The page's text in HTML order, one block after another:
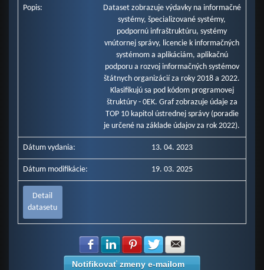
Ministerstvo pôdohospodárstva a rozvoja vidieka SR (mil. Eur)
Štatistický úrad SR (mil. Eur)
Úrad geodézie, kartografie a katastra SR (mil. Eur)
Ministerstvo zahraničných vecí a európskych zálež. SR (mil. Eur)
Popis:
Dataset zobrazuje výdavky na informačné
systémy, špecializované systémy,
podpornú infraštruktúru, systémy
vnútornej správy, licencie k informačných
systémom a aplikáciám, aplikačnú
podporu a rozvoj informačných systémov
štátnych organizácií za roky 2018 a 2022.
Klasifikujú sa pod kódom programovej
štruktúry - 0EK. Graf zobrazuje údaje za
TOP 10 kapitol ústrednej správy (poradie
je určené na základe údajov za rok 2022).
Dátum vydania: 13. 04. 2023
Dátum modifikácie: 19. 03. 2025
Detail
datasetu
Zdielať na Facebook
Zdielať na LinkedIn
Zdielať na Pinterest
Zdielať na Twitter
Notifikovať zmeny e-mailom